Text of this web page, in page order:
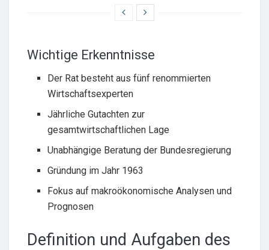
Wichtige Erkenntnisse
Der Rat besteht aus fünf renommierten
Wirtschaftsexperten
Jährliche Gutachten zur
gesamtwirtschaftlichen Lage
Unabhängige Beratung der Bundesregierung
Gründung im Jahr 1963
Fokus auf makroökonomische Analysen und
Prognosen
Definition und Aufgaben des